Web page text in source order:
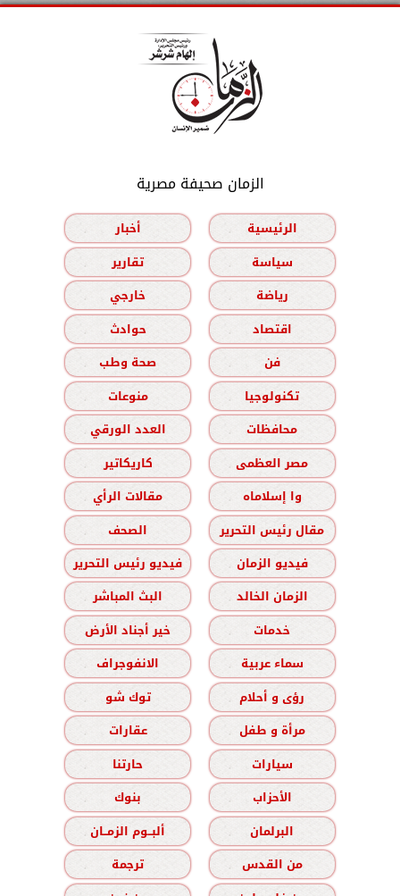
الزمان صحيفة مصرية
الرئيسية
أخبار
سياسة
تقارير
رياضة
خارجي
اقتصاد
حوادث
فن
صحة وطب
تكنولوجيا
منوعات
محافظات
العدد الورقي
مصر العظمى
كاريكاتير
وا إسلاماه
مقالات الرأي
مقال رئيس التحرير
الصحف
فيديو الزمان
فيديو رئيس التحرير
الزمان الخالد
البث المباشر
خدمات
خير أجناد الأرض
سماء عربية
الانفوجراف
رؤى و أحلام
توك شو
مرأة و طفل
عقارات
سيارات
حارتنا
الأحزاب
بنوك
البرلمان
ألبــوم الزمــان
من القدس
ترجمة